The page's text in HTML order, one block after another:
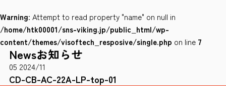
0120-78-8169
［受付時間］ 9：00～18：00 ※土・日・祝祭日・年末年始は除く
お問い合わせはこちら
Warning: Attempt to read property "name" on null in
/home/htk00001/sns-viking.jp/public_html/wp-
content/themes/visoftech_resposive/single.php on line 7
Newsお知らせ
05 2024/11
CD-CB-AC-22A-LP-top-01